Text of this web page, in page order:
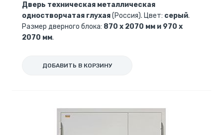
Дверь техническая металлическая
одностворчатая глухая(Россия). Цвет: серый.
Размер дверного блока: 870 х 2070 мм и 970 х
2070 мм.
ДОБАВИТЬ В КОРЗИНУ